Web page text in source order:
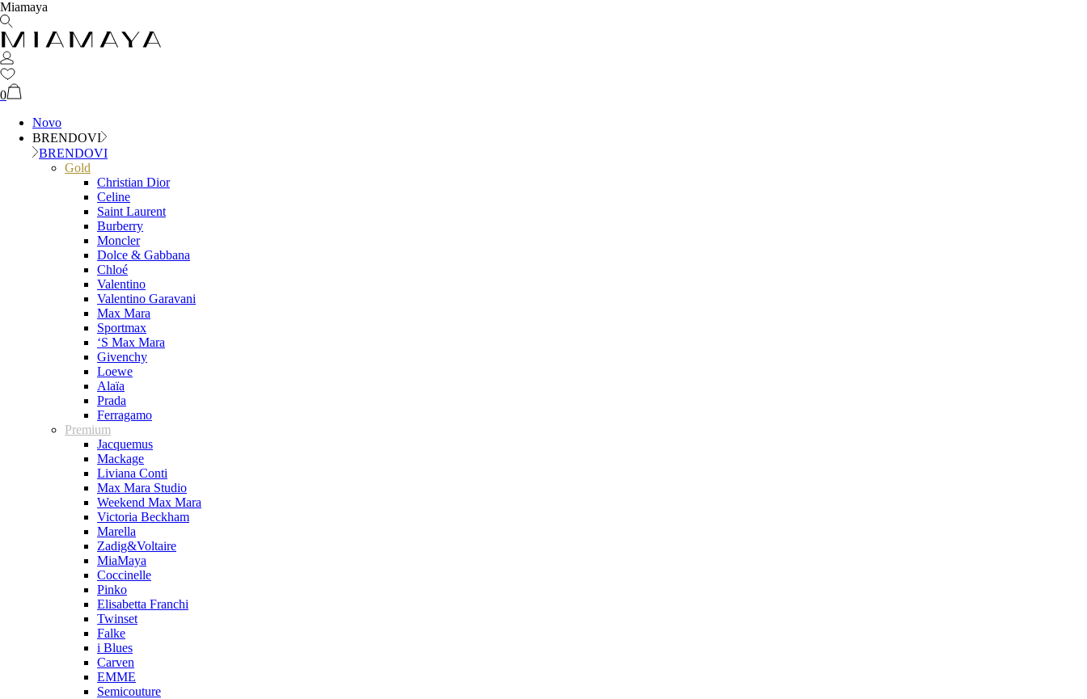
Miamaya
0
Novo
BRENDOVI
BRENDOVI
Gold
Christian Dior
Celine
Saint Laurent
Burberry
Moncler
Dolce & Gabbana
Chloé
Valentino
Valentino Garavani
Max Mara
Sportmax
‘S Max Mara
Givenchy
Loewe
Alaïa
Prada
Ferragamo
Premium
Jacquemus
Mackage
Liviana Conti
Max Mara Studio
Weekend Max Mara
Victoria Beckham
Marella
Zadig&Voltaire
MiaMaya
Coccinelle
Pinko
Elisabetta Franchi
Twinset
Falke
i Blues
Carven
EMME
Semicouture